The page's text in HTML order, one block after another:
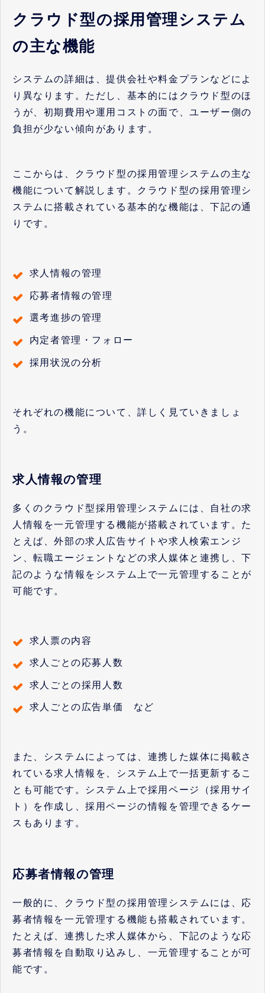
クラウド型の採用管理システム
の主な機能
システムの詳細は、提供会社や料金プランなどによ
り異なります。ただし、基本的にはクラウド型のほ
うが、初期費用や運用コストの面で、ユーザー側の
負担が少ない傾向があります。
ここからは、クラウド型の採用管理システムの主な
機能について解説します。クラウド型の採用管理シ
ステムに搭載されている基本的な機能は、下記の通
りです。
求人情報の管理
応募者情報の管理
選考進捗の管理
内定者管理・フォロー
採用状況の分析
それぞれの機能について、詳しく見ていきましょ
う。
求人情報の管理
多くのクラウド型採用管理システムには、自社の求
人情報を一元管理する機能が搭載されています。た
とえば、外部の求人広告サイトや求人検索エンジ
ン、転職エージェントなどの求人媒体と連携し、下
記のような情報をシステム上で一元管理することが
可能です。
求人票の内容
求人ごとの応募人数
求人ごとの採用人数
求人ごとの広告単価 など
また、システムによっては、連携した媒体に掲載さ
れている求人情報を、システム上で一括更新するこ
とも可能です。システム上で採用ページ（採用サイ
ト）を作成し、採用ページの情報を管理できるケー
スもあります。
応募者情報の管理
一般的に、クラウド型の採用管理システムには、応
募者情報を一元管理する機能も搭載されています。
たとえば、連携した求人媒体から、下記のような応
募者情報を自動取り込みし、一元管理することが可
能です。